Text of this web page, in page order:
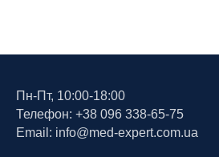
Пн-Пт, 10:00-18:00
Телефон: +38 096 338-65-75
Email: info@med-expert.com.ua